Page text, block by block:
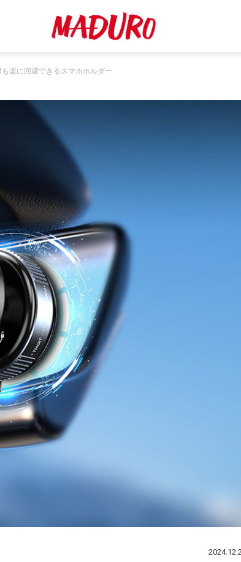
楽に回避できるスマホホルダー